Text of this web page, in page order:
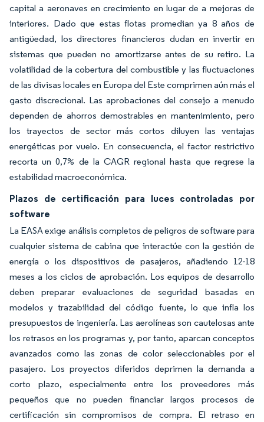
capital a aeronaves en crecimiento en lugar de a mejoras de
interiores. Dado que estas flotas promedian ya 8 años de
antigüedad, los directores financieros dudan en invertir en
sistemas que pueden no amortizarse antes de su retiro. La
volatilidad de la cobertura del combustible y las fluctuaciones
de las divisas locales en Europa del Este comprimen aún más el
gasto discrecional. Las aprobaciones del consejo a menudo
dependen de ahorros demostrables en mantenimiento, pero
los trayectos de sector más cortos diluyen las ventajas
energéticas por vuelo. En consecuencia, el factor restrictivo
recorta un 0,7% de la CAGR regional hasta que regrese la
estabilidad macroeconómica.
Plazos de certificación para luces controladas por
software
La EASA exige análisis completos de peligros de software para
cualquier sistema de cabina que interactúe con la gestión de
energía o los dispositivos de pasajeros, añadiendo 12-18
meses a los ciclos de aprobación. Los equipos de desarrollo
deben preparar evaluaciones de seguridad basadas en
modelos y trazabilidad del código fuente, lo que infla los
presupuestos de ingeniería. Las aerolíneas son cautelosas ante
los retrasos en los programas y, por tanto, aparcan conceptos
avanzados como las zonas de color seleccionables por el
pasajero. Los proyectos diferidos deprimen la demanda a
corto plazo, especialmente entre los proveedores más
pequeños que no pueden financiar largos procesos de
certificación sin compromisos de compra. El retraso en